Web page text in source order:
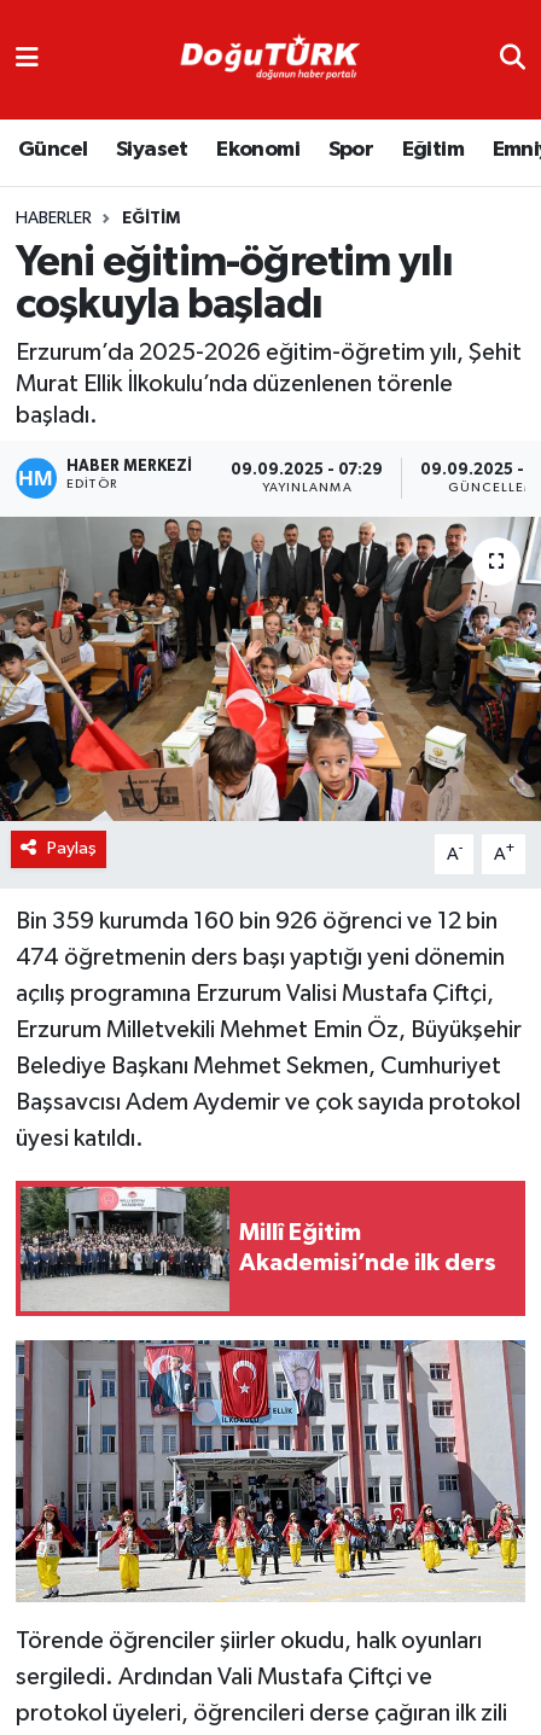
Güncel Siyaset Ekonomi Spor Eğitim
HABERLER EĞITIM
Yeni eğitim-öğretim yılı
coşkuyla başladı
Erzurum’da 2025-2026 eğitim-öğretim yılı, Şehit
Murat Ellik İlkokulu’nda düzenlenen törenle
başladı.
HABER MERKEZİ
EDITÖR
09.09.2025 - 07:29
YAYINLANMA
09.09.2025 -
Paylaş A- A+
Bin 359 kurumda 160 bin 926 öğrenci ve 12 bin
474 öğretmenin ders başı yaptığı yeni dönemin
açılış programına Erzurum Valisi Mustafa Çiftçi,
Erzurum Milletvekili Mehmet Emin Öz, Büyükşehir
Belediye Başkanı Mehmet Sekmen, Cumhuriyet
Başsavcısı Adem Aydemir ve çok sayıda protokol
üyesi katıldı.
Millî Eğitim
Akademisi’nde ilk ders
Törende öğrenciler şiirler okudu, halk oyunları
sergiledi. Ardından Vali Mustafa Çiftçi ve
protokol üyeleri, öğrencileri derse çağıran ilk zili
Asayiş
Bölge
Eğitim
GENEL
Güncel
KÜLTÜR-SANAT
Magazin
Medya
Politika
Sağlık
Spor
Yaşam
YEREL
Trafik Durumu
Süper Lig Puan Durumu ve Fikstür
Tüm Manşetler